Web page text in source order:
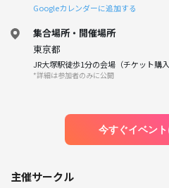
Googleカレンダーに追加する
集合場所・開催場所
東京都
JR大塚駅徒歩1分の会場（チケット購
*詳細は参加者のみに公開
今すぐイベント
主催サークル